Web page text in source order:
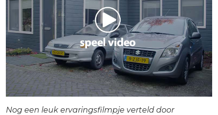
Nog een leuk ervaringsfilmpje verteld door